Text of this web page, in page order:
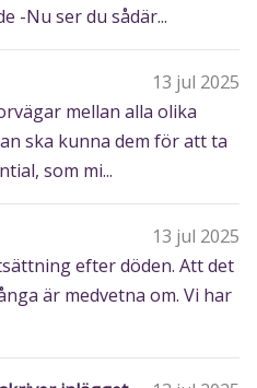
-Nu ser du sådär...
13 jul 2025
mellan alla olika
ska kunna dem för att ta
som mi...
13 jul 2025
efter döden. Att det
är medvetna om. Vi har